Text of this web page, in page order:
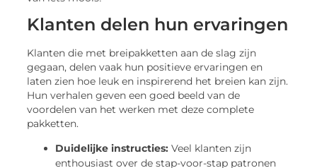
Klanten delen hun ervaringen
Klanten die met breipakketten aan de slag zijn
gegaan, delen vaak hun positieve ervaringen en
laten zien hoe leuk en inspirerend het breien kan zijn.
Hun verhalen geven een goed beeld van de
voordelen van het werken met deze complete
pakketten.
Duidelijke instructies: Veel klanten zijn
enthousiast over de stap-voor-stap patronen